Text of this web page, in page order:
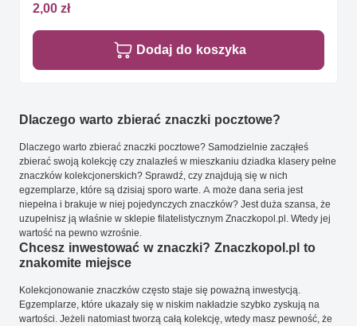
2,00 zł
Dodaj do koszyka
Dlaczego warto zbierać znaczki pocztowe?
Dlaczego warto zbierać znaczki pocztowe? Samodzielnie zacząłeś
zbierać swoją kolekcję czy znalazłeś w mieszkaniu dziadka klasery pełne
znaczków kolekcjonerskich? Sprawdź, czy znajdują się w nich
egzemplarze, które są dzisiaj sporo warte. A może dana seria jest
niepełna i brakuje w niej pojedynczych znaczków? Jest duża szansa, że
uzupełnisz ją właśnie w sklepie filatelistycznym Znaczkopol.pl. Wtedy jej
wartość na pewno wzrośnie.
Chcesz inwestować w znaczki? Znaczkopol.pl to
znakomite miejsce
Kolekcjonowanie znaczków często staje się poważną inwestycją.
Egzemplarze, które ukazały się w niskim nakładzie szybko zyskują na
wartości. Jeżeli natomiast tworzą całą kolekcję, wtedy masz pewność, że